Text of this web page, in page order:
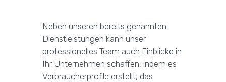
Neben unseren bereits genannten
Dienstleistungen kann unser
professionelles Team auch Einblicke in
Ihr Unternehmen schaffen, indem es
Verbraucherprofile erstellt, das